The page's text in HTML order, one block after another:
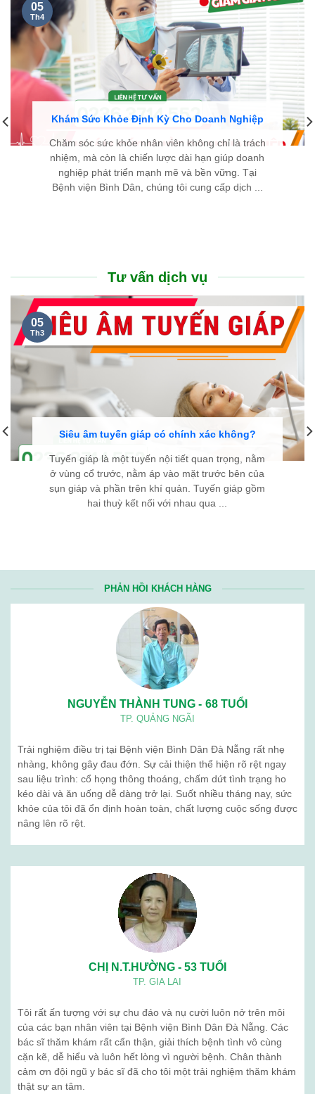
Khám Sức Khỏe Định Kỳ Cho Doanh Nghiệp
Chăm sóc sức khỏe nhân viên không chỉ là trách
nhiệm, mà còn là chiến lược dài hạn giúp doanh
nghiệp phát triển mạnh mẽ và bền vững. Tại
Bệnh viện Bình Dân, chúng tôi cung cấp dịch ...
05
Th4
Tư vấn dịch vụ
Siêu âm tuyến giáp có chính xác không?
Tuyến giáp là một tuyến nội tiết quan trọng, nằm
ở vùng cổ trước, nằm áp vào mặt trước bên của
sụn giáp và phần trên khí quản. Tuyến giáp gồm
hai thuỳ kết nối với nhau qua ...
05
Th3
PHẢN HỒI KHÁCH HÀNG
NGUYỄN THÀNH TUNG - 68 TUỔI
TP. QUẢNG NGÃI
Trải nghiệm điều trị tại Bệnh viện Bình Dân Đà Nẵng rất nhẹ
nhàng, không gây đau đớn. Sự cải thiện thể hiện rõ rệt ngay
sau liệu trình: cổ họng thông thoáng, chấm dứt tình trạng ho
kéo dài và ăn uống dễ dàng trở lại. Suốt nhiều tháng nay, sức
khỏe của tôi đã ổn định hoàn toàn, chất lượng cuộc sống được
nâng lên rõ rệt.
CHỊ N.T.HƯỜNG - 53 TUỔI
TP. GIA LAI
Tôi rất ấn tượng với sự chu đáo và nụ cười luôn nở trên môi
của các bạn nhân viên tại Bệnh viện Bình Dân Đà Nẵng. Các
bác sĩ thăm khám rất cẩn thận, giải thích bệnh tình vô cùng
cặn kẽ, dễ hiểu và luôn hết lòng vì người bệnh. Chân thành
cảm ơn đội ngũ y bác sĩ đã cho tôi một trải nghiệm thăm khám
thật sự an tâm.